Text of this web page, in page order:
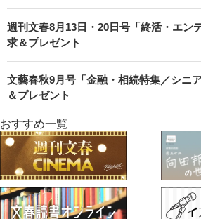
週刊文春8月13日・20日号「終活・エン
求＆プレゼント
文藝春秋9月号「金融・相続特集／シニ
＆プレゼント
おすすめ一覧